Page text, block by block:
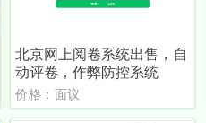
北京网上阅卷系统出售，自
动评卷，作弊防控系统
价格：面议